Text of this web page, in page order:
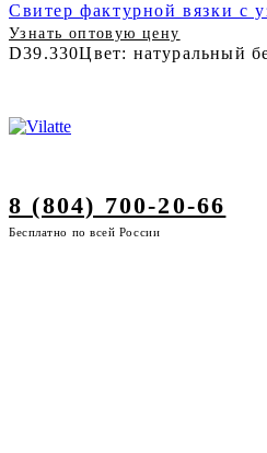
Свитер фактурной вязки с
Узнать оптовую цену
D39.330Цвет: натуральный
8 (804) 700-20-66
Бесплатно по всей России